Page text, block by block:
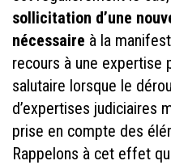
sollicitation d’une
nécessaire à la
recours à une expertise
salutaire lorsque le
d’expertises judiciaires
prise en compte des
Rappelons à cet effet